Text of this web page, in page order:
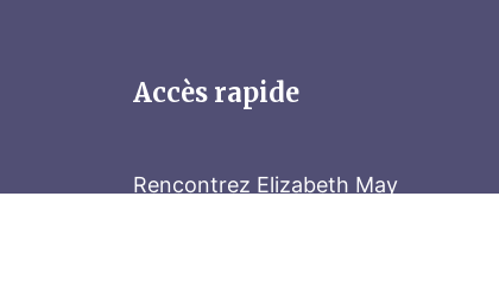
Accès rapide
Rencontrez Elizabeth May